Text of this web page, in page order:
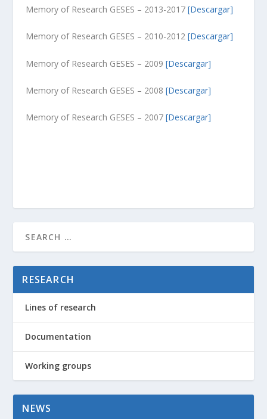
Memory of Research GESES – 2013-2017 [Descargar]
Memory of Research GESES – 2010-2012 [Descargar]
Memory of Research GESES – 2009 [Descargar]
Memory of Research GESES – 2008 [Descargar]
Memory of Research GESES – 2007 [Descargar]
RESEARCH
Lines of research
Documentation
Working groups
NEWS